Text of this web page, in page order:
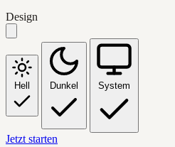
Design
Hell Dunkel System
Jetzt starten